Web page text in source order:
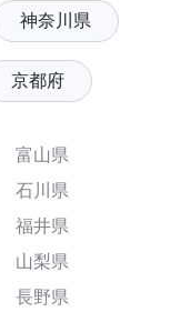
神奈川県
京都府
富山県
石川県
福井県
山梨県
長野県